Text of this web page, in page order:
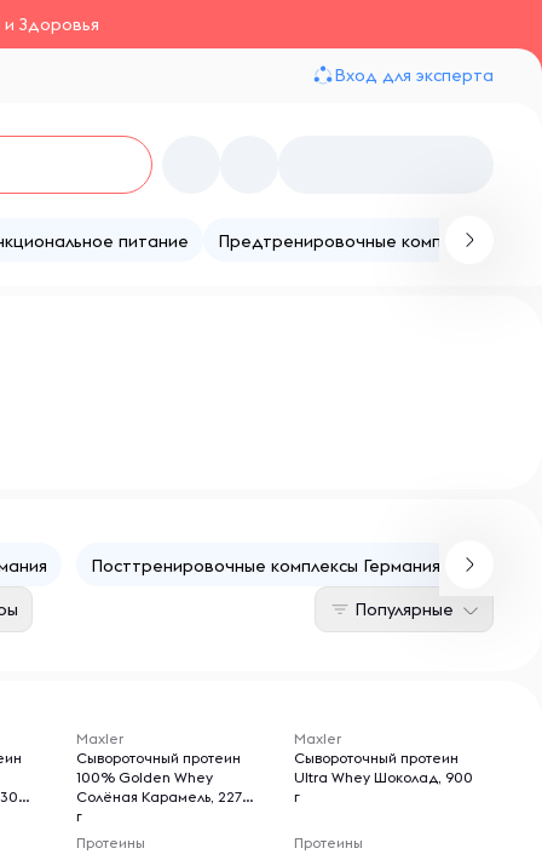
Здоровья
Вход для эксперта
питание Предтренировочные комплексы
Посттренировочные комплексы Германия
Популярные
Maxler
Сывороточный протеин
100% Golden Whey
Солёная Карамель, 2270
г
Протеины
Maxler
Сывороточный протеин
Ultra Whey Шоколад, 900
г
Протеины